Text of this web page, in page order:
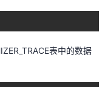
表中的数据